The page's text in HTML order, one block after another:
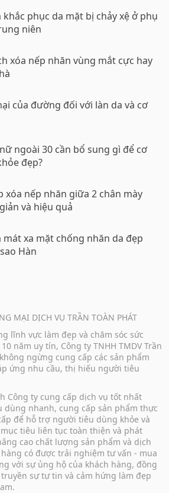
khắc phục da mặt bị chảy xệ ở phụ
niên
xóa nếp nhăn vùng mắt cực hay
của đường đối với làn da và cơ
ngoài 30 cần bổ sung gì để cơ
đẹp?
xóa nếp nhăn giữa 2 chân mày
và hiệu quả
mát xa mặt chống nhăn da đẹp
Hàn
MẠI DỊCH VỤ TRẦN TOÀN PHÁT
lĩnh vực làm đẹp và chăm sóc sức
năm uy tín, Công ty TNHH TMDV Trần
ngừng cung cấp các sản phẩm
ứng nhu cầu, thị hiếu người tiêu
Công ty cung cấp dịch vụ tốt nhất
nhanh, cung cấp sản phẩm thực
để hỗ trợ người tiêu dùng khỏe và
tiêu liên tục toàn thiện và phát
cao chất lượng sản phẩm và dịch
có được trải nghiệm tư vấn - mua
với sự ủng hộ của khách hàng, đồng
sự tự tin và cảm hứng làm đẹp